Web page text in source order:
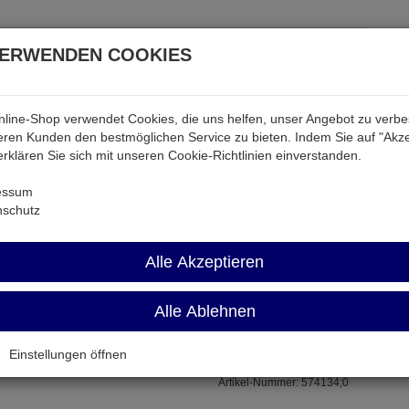
& Akkus Audio & Video Strom Tab &
0603 X7R
22nF X7R 50V BF 0603
Artikel-Nummer:574134;0
COOKIES
Shop verwendet Cookies, die uns helfen, unser Angebot zu
Kunden den bestmöglichen Service zu bieten. Indem Sie auf
Sie sich mit unseren Cookie-Richtlinien einverstanden.
Alle Akzeptieren
Alle Ablehnen
Einstellungen öffnen